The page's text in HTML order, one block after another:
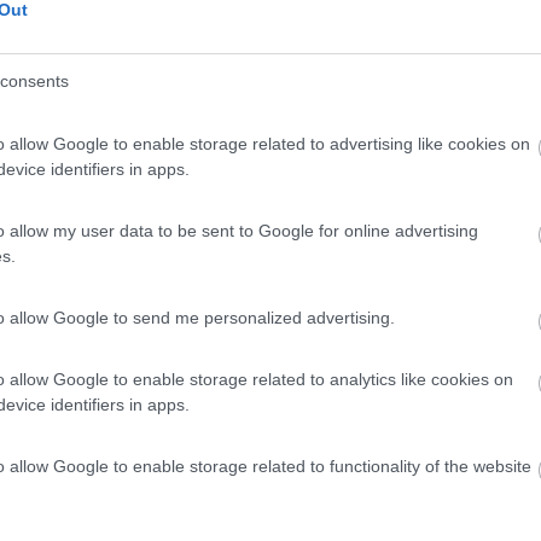
allow Google to enable storage related to advertising like cookies on
identifiers in apps.
allow my user data to be sent to Google for online advertising
allow Google to send me personalized advertising.
allow Google to enable storage related to analytics like cookies on
identifiers in apps.
allow Google to enable storage related to functionality of the website
35 q.li (67 Q.li) e non ho mai avuto difficoltà, sia per la
che con la vignetta non sarebbe forse stato possibile ( se ricordo
euro (circa) Tarvisio-Salisburgo con Go-box che puoi solamente pagare